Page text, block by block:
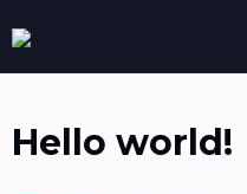
Hello world!